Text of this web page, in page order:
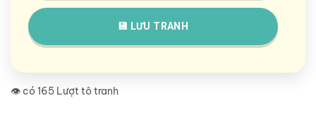
💾 LƯU TRANH
👁️ có 165 Lượt tô tranh